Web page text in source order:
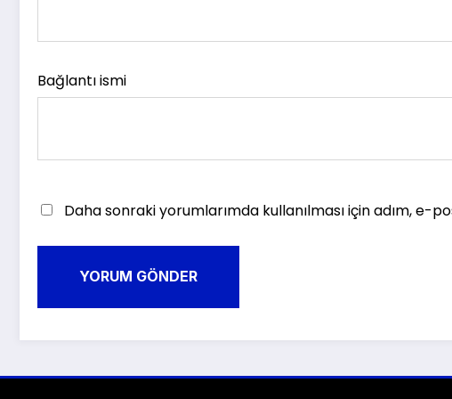
Bağlantı ismi
Daha sonraki yorumlarımda kullanılması için adım, e-